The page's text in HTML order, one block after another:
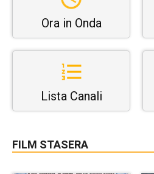
Ora in Onda
Lista Canali
FILM STASERA